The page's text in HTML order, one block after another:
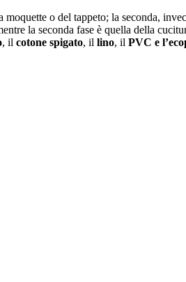
o del tappeto; la seconda,
la seconda fase è quella della
, il cotone spigato, il lino, il PVC e